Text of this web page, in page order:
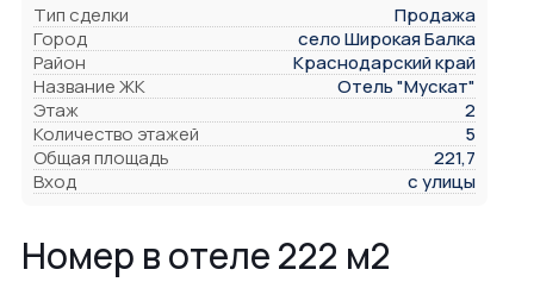
Тип сделки
Продажа
Город
село Широкая Балка
Район
Краснодарский край
Название ЖК
Отель "Мускат"
Этаж
2
Количество этажей
5
Общая площадь
221,7
Вход
с улицы
Номер в отеле 222 м2